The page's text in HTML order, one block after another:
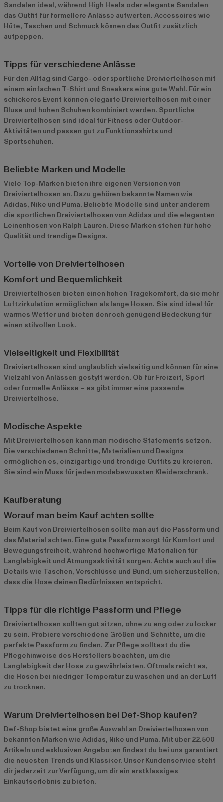
Sandalen ideal, während High Heels oder elegante Sandalen
das Outfit für formellere Anlässe aufwerten. Accessoires wie
Hüte, Taschen und Schmuck können das Outfit zusätzlich
aufpeppen.
Tipps für verschiedene Anlässe
Für den Alltag sind Cargo- oder sportliche Dreiviertelhosen mit
einem einfachen T-Shirt und Sneakers eine gute Wahl. Für ein
schickeres Event können elegante Dreiviertelhosen mit einer
Bluse und hohen Schuhen kombiniert werden. Sportliche
Dreiviertelhosen sind ideal für Fitness oder Outdoor-
Aktivitäten und passen gut zu Funktionsshirts und
Sportschuhen.
Beliebte Marken und Modelle
Viele Top-Marken bieten ihre eigenen Versionen von
Dreiviertelhosen an. Dazu gehören bekannte Namen wie
Adidas, Nike und Puma. Beliebte Modelle sind unter anderem
die sportlichen Dreiviertelhosen von Adidas und die eleganten
Leinenhosen von Ralph Lauren. Diese Marken stehen für hohe
Qualität und trendige Designs.
Vorteile von Dreiviertelhosen
Komfort und Bequemlichkeit
Dreiviertelhosen bieten einen hohen Tragekomfort, da sie mehr
Luftzirkulation ermöglichen als lange Hosen. Sie sind ideal für
warmes Wetter und bieten dennoch genügend Bedeckung für
einen stilvollen Look.
Vielseitigkeit und Flexibilität
Dreiviertelhosen sind unglaublich vielseitig und können für eine
Vielzahl von Anlässen gestylt werden. Ob für Freizeit, Sport
oder formelle Anlässe – es gibt immer eine passende
Dreiviertelhose.
Modische Aspekte
Mit Dreiviertelhosen kann man modische Statements setzen.
Die verschiedenen Schnitte, Materialien und Designs
ermöglichen es, einzigartige und trendige Outfits zu kreieren.
Sie sind ein Muss für jeden modebewussten Kleiderschrank.
Kaufberatung
Worauf man beim Kauf achten sollte
Beim Kauf von Dreiviertelhosen sollte man auf die Passform und
das Material achten. Eine gute Passform sorgt für Komfort und
Bewegungsfreiheit, während hochwertige Materialien für
Langlebigkeit und Atmungsaktivität sorgen. Achte auch auf die
Details wie Taschen, Verschlüsse und Bund, um sicherzustellen,
dass die Hose deinen Bedürfnissen entspricht.
Tipps für die richtige Passform und Pflege
Dreiviertelhosen sollten gut sitzen, ohne zu eng oder zu locker
zu sein. Probiere verschiedene Größen und Schnitte, um die
perfekte Passform zu finden. Zur Pflege solltest du die
Pflegehinweise des Herstellers beachten, um die
Langlebigkeit der Hose zu gewährleisten. Oftmals reicht es,
die Hosen bei niedriger Temperatur zu waschen und an der Luft
zu trocknen.
Warum Dreiviertelhosen bei Def-Shop kaufen?
Def-Shop bietet eine große Auswahl an Dreiviertelhosen von
bekannten Marken wie Adidas, Nike und Puma. Mit über 22.500
Artikeln und exklusiven Angeboten findest du bei uns garantiert
die neuesten Trends und Klassiker. Unser Kundenservice steht
dir jederzeit zur Verfügung, um dir ein erstklassiges
Einkaufserlebnis zu bieten.